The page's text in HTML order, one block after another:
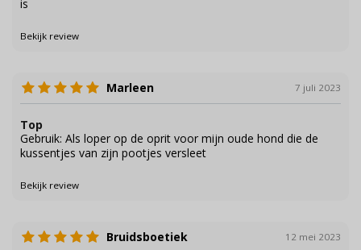
is
Bekijk review
Marleen 7 juli 2023
Top
Gebruik: Als loper op de oprit voor mijn oude hond die de
kussentjes van zijn pootjes versleet
Bekijk review
Bruidsboetiek 12 mei 2023